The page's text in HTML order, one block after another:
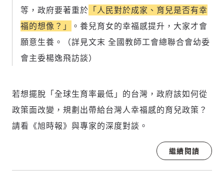
等，政府要著重於 「人民對於成家、育兒是否有幸
福的想像？」
。 養兒育女的幸福感提升，大家才會
願意生養。（詳見文末 全國教師工會總聯合會幼委
會主委楊逸飛訪談）
若想擺脫「全球生育率最低」的台灣，政府該如何從
政策面改變，規劃出帶給台灣人幸福感的育兒政策？
請看《旭時報》與專家的深度對談。
繼續閱讀